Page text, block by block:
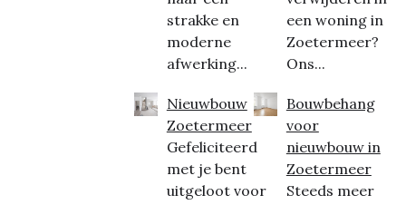
strakke en
moderne
afwerking...
Nieuwbouw
Zoetermeer
Gefeliciteerd
met je bent
uitgeloot voor
een woning in
Zoetermeer?
Ons...
Bouwbehang
voor
nieuwbouw in
Zoetermeer
Steeds meer